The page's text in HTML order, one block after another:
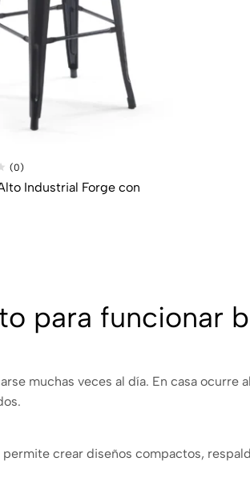
(0)
Industrial Forge con
para funcionar
muchas veces al día. En casa ocurre
crear diseños compactos,